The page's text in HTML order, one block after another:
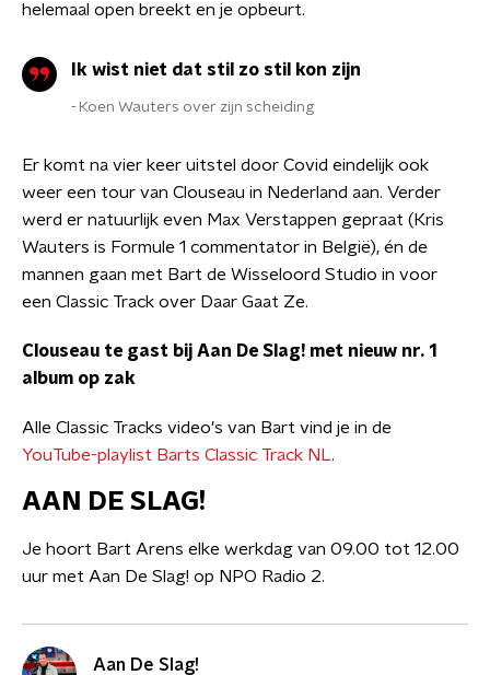
helemaal open breekt en je opbeurt.
Ik wist niet dat stil zo stil kon zijn
Koen Wauters over zijn scheiding
Er komt na vier keer uitstel door Covid eindelijk ook
weer een tour van Clouseau in Nederland aan. Verder
werd er natuurlijk even Max Verstappen gepraat (Kris
Wauters is Formule 1 commentator in België), én de
mannen gaan met Bart de Wisseloord Studio in voor
een Classic Track over Daar Gaat Ze.
Clouseau te gast bij Aan De Slag! met nieuw nr. 1
album op zak
Alle Classic Tracks video's van Bart vind je in de
YouTube-playlist Barts Classic Track NL.
AAN DE SLAG!
Je hoort Bart Arens elke werkdag van 09.00 tot 12.00
uur met Aan De Slag! op NPO Radio 2.
Aan De Slag!